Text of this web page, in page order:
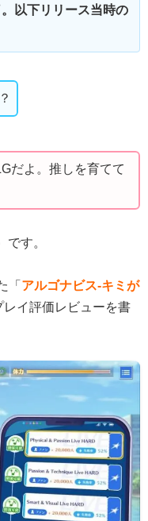
以下リリース当時の
だよ。推しを育てて
です。
「 アルゴナビス-キミが
レイ評価レビューを書